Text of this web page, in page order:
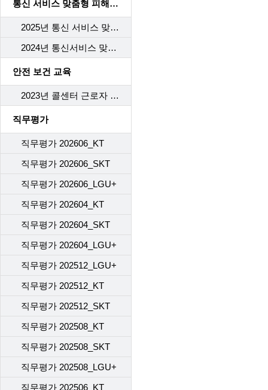
통신 서비스 맞춤형 피해 구제 교육
2025년 통신 서비스 맞춤형 피해 구제 교육
2024년 통신서비스 맞춤형 피해구제 항목에 대한 교육
안전 보건 교육
2023년 콜센터 근로자 안전보건 교육
직무평가
직무평가 202606_KT
직무평가 202606_SKT
직무평가 202606_LGU+
직무평가 202604_KT
직무평가 202604_SKT
직무평가 202604_LGU+
직무평가 202512_LGU+
직무평가 202512_KT
직무평가 202512_SKT
직무평가 202508_KT
직무평가 202508_SKT
직무평가 202508_LGU+
직무평가 202506_KT